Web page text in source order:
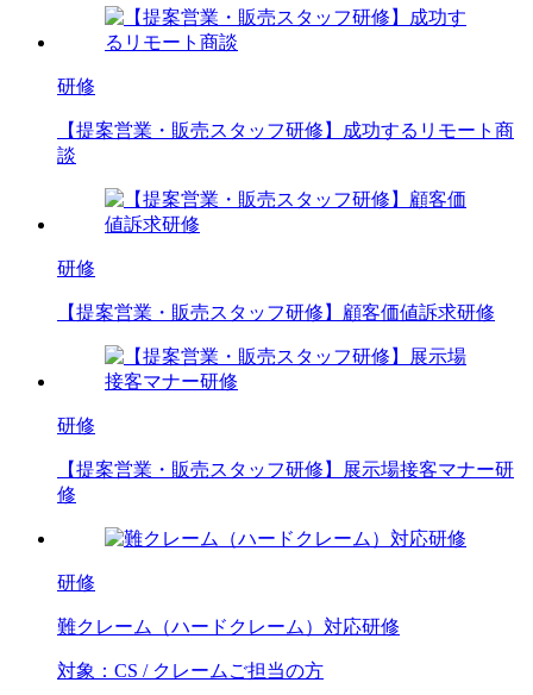
研修
【提案営業・販売スタッフ研修】成功するリモート商
談
研修
【提案営業・販売スタッフ研修】顧客価値訴求研修
研修
【提案営業・販売スタッフ研修】展示場接客マナー研
修
研修
難クレーム（ハードクレーム）対応研修
対象： CS / クレームご担当の方